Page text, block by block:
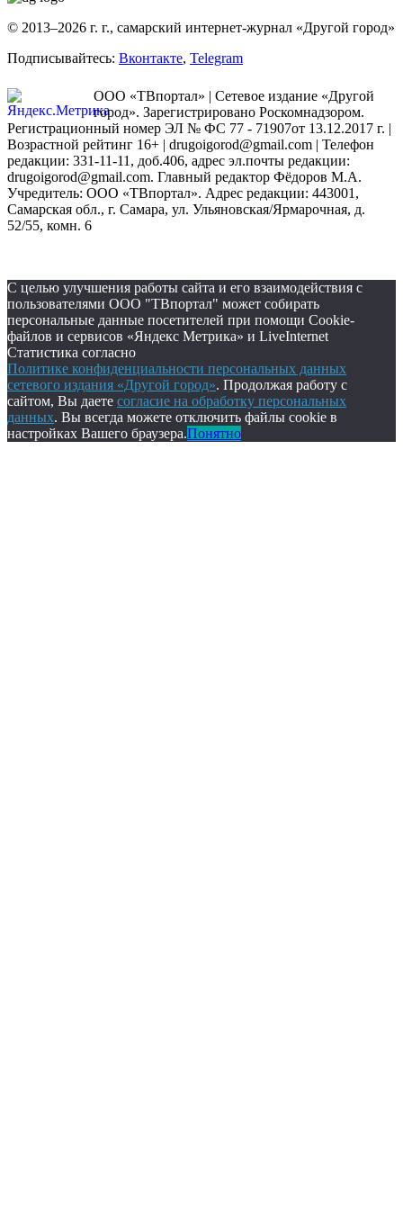
© 2013–2026 г. г., самарский интернет-журнал «Другой город»
Подписывайтесь: Вконтакте, Telegram
ООО «ТВпортал» | Сетевое издание «Другой
город». Зарегистрировано Роскомнадзором.
Регистрационный номер ЭЛ № ФС 77 - 71907от 13.12.2017 г. |
Возрастной рейтинг 16+ | drugoigorod@gmail.com | Телефон
редакции: 331-11-11, доб.406, адрес эл.почты редакции:
drugoigorod@gmail.com. Главный редактор Фёдоров М.А.
Учредитель: ООО «ТВпортал». Адрес редакции: 443001,
Самарская обл., г. Самара, ул. Ульяновская/Ярмарочная, д.
52/55, комн. 6
С целью улучшения работы сайта и его взаимодействия с
пользователями ООО "ТВпортал" может собирать
персональные данные посетителей при помощи Cookie-
файлов и сервисов «Яндекс Метрика» и LiveInternet
Статистика согласно
Политике конфиденциальности персональных данных
сетевого издания «Другой город». Продолжая работу с
сайтом, Вы даете согласие на обработку персональных
данных. Вы всегда можете отключить файлы cookie в
настройках Вашего браузера.Понятно